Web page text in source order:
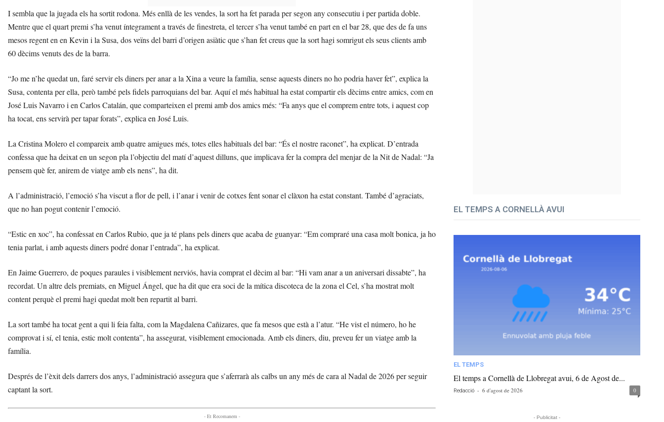
I sembla que la jugada els ha sortit rodona. Més enllà de les vendes, la sort ha fet parada per segon any consecutiu i per partida doble.
Mentre que el quart premi s’ha venut íntegrament a través de finestreta, el tercer s’ha venut també en part en el bar 28, que des de fa uns
mesos regent en en Kevin i la Susa, dos veïns del barri d’origen asiàtic que s’han fet creus que la sort hagi somrigut els seus clients amb
60 dècims venuts des de la barra.
“Jo me n’he quedat un, faré servir els diners per anar a la Xina a veure la família, sense aquests diners no ho podria haver fet”, explica la
Susa, contenta per ella, però també pels fidels parroquians del bar. Aquí el més habitual ha estat compartir els dècims entre amics, com en
José Luis Navarro i en Carlos Catalán, que comparteixen el premi amb dos amics més: “Fa anys que el comprem entre tots, i aquest cop
ha tocat, ens servirà per tapar forats”, explica en José Luis.
La Cristina Molero el compareix amb quatre amigues més, totes elles habituals del bar: “És el nostre raconet”, ha explicat. D’entrada
confessa que ha deixat en un segon pla l’objectiu del matí d’aquest dilluns, que implicava fer la compra del menjar de la Nit de Nadal: “Ja
pensem què fer, anirem de viatge amb els nens”, ha dit.
A l’administració, l’emoció s’ha viscut a flor de pell, i l’anar i venir de cotxes fent sonar el clàxon ha estat constant. També d’agraciats,
que no han pogut contenir l’emoció.
“Estic en xoc”, ha confessat en Carlos Rubio, que ja té plans pels diners que acaba de guanyar: “Em compraré una casa molt bonica, ja ho
tenia parlat, i amb aquests diners podré donar l’entrada”, ha explicat.
En Jaime Guerrero, de poques paraules i visiblement nerviós, havia comprat el dècim al bar: “Hi vam anar a un aniversari dissabte”, ha
recordat. Un altre dels premiats, en Miguel Ángel, que ha dit que era soci de la mítica discoteca de la zona el Cel, s’ha mostrat molt
content perquè el premi hagi quedat molt ben repartit al barri.
La sort també ha tocat gent a qui li feia falta, com la Magdalena Cañizares, que fa mesos que està a l’atur. “He vist el número, ho he
comprovat i sí, el tenia, estic molt contenta”, ha assegurat, visiblement emocionada. Amb els diners, diu, preveu fer un viatge amb la
família.
Després de l’èxit dels darrers dos anys, l’administració assegura que s’aferrarà als calbs un any més de cara al Nadal de 2026 per seguir
captant la sort.
- Et Recomanem -
EL TEMPS A CORNELLÀ AVUI
EL TEMPS
El temps a Cornellà de Llobregat avui, 6 de Agost de...
Redacció - 6 d'agost de 2026 0
- Publicitat -